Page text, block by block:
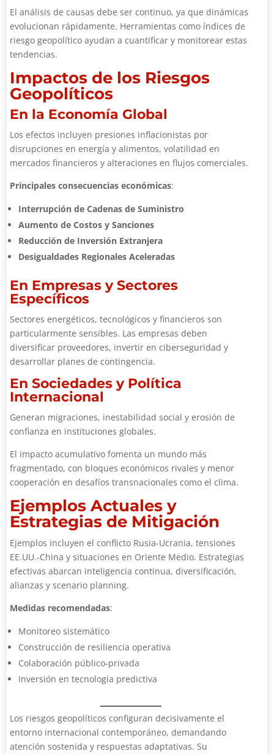
El análisis de causas debe ser continuo, ya que dinámicas
evolucionan rápidamente. Herramientas como índices de
riesgo geopolítico ayudan a cuantificar y monitorear estas
tendencias.
Impactos de los Riesgos
Geopolíticos
En la Economía Global
Los efectos incluyen presiones inflacionistas por
disrupciones en energía y alimentos, volatilidad en
mercados financieros y alteraciones en flujos comerciales.
Principales consecuencias económicas:
Interrupción de Cadenas de Suministro
Aumento de Costos y Sanciones
Reducción de Inversión Extranjera
Desigualdades Regionales Aceleradas
En Empresas y Sectores
Específicos
Sectores energéticos, tecnológicos y financieros son
particularmente sensibles. Las empresas deben
diversificar proveedores, invertir en ciberseguridad y
desarrollar planes de contingencia.
En Sociedades y Política
Internacional
Generan migraciones, inestabilidad social y erosión de
confianza en instituciones globales.
El impacto acumulativo fomenta un mundo más
fragmentado, con bloques económicos rivales y menor
cooperación en desafíos transnacionales como el clima.
Ejemplos Actuales y
Estrategias de Mitigación
Ejemplos incluyen el conflicto Rusia-Ucrania, tensiones
EE.UU.-China y situaciones en Oriente Medio. Estrategias
efectivas abarcan inteligencia continua, diversificación,
alianzas y scenario planning.
Medidas recomendadas:
Monitoreo sistemático
Construcción de resiliencia operativa
Colaboración público-privada
Inversión en tecnología predictiva
Los riesgos geopolíticos configuran decisivamente el
entorno internacional contemporáneo, demandando
atención sostenida y respuestas adaptativas. Su